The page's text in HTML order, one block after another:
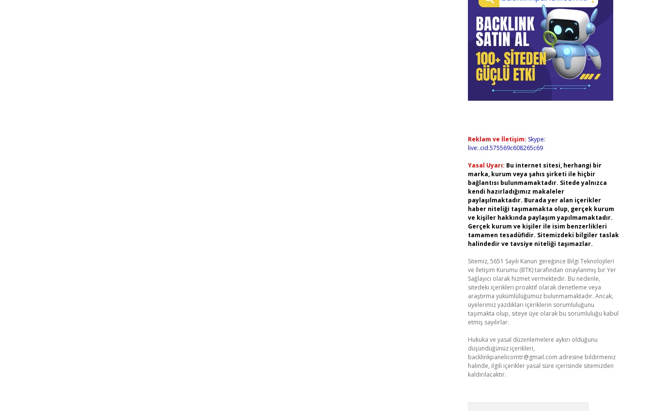
Reklam ve İletişim: Skype:
live:.cid.575569c608265c69
Yasal Uyarı: Bu internet sitesi, herhangi bir
marka, kurum veya şahıs şirketi ile hiçbir
bağlantısı bulunmamaktadır. Sitede yalnızca
kendi hazırladığımız makaleler
paylaşılmaktadır. Burada yer alan içerikler
haber niteliği taşımamakta olup, gerçek kurum
ve kişiler hakkında paylaşım yapılmamaktadır.
Gerçek kurum ve kişiler ile isim benzerlikleri
tamamen tesadüfidir. Sitemizdeki bilgiler taslak
halindedir ve tavsiye niteliği taşımazlar.
Sitemiz, 5651 Sayılı Kanun gereğince Bilgi Teknolojileri
ve İletişim Kurumu (BTK) tarafından onaylanmış bir Yer
Sağlayıcı olarak hizmet vermektedir. Bu nedenle,
sitedeki içerikleri proaktif olarak denetleme veya
araştırma yükümlülüğümüz bulunmamaktadır. Ancak,
üyelerimiz yazdıkları içeriklerin sorumluluğunu
taşımakta olup, siteye üye olarak bu sorumluluğu kabul
etmiş sayılırlar.
Hukuka ve yasal düzenlemelere aykırı olduğunu
düşündüğünüz içerikleri,
backlinkpanelicomtr@gmail.com adresine bildirmeniz
halinde, ilgili içerikler yasal süre içerisinde sitemizden
kaldırılacaktır.